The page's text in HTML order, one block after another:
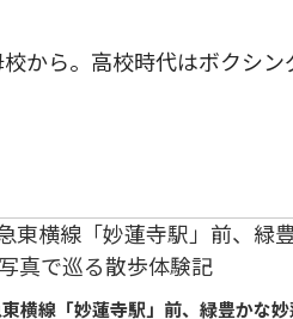
から。高校時代はボクシ
横線「妙蓮寺駅」前、緑豊かな